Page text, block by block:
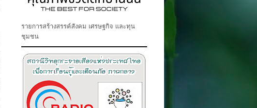
รายการสร้างสรรค์สังคม เศรษฐกิจ และทุน
ชุมชน